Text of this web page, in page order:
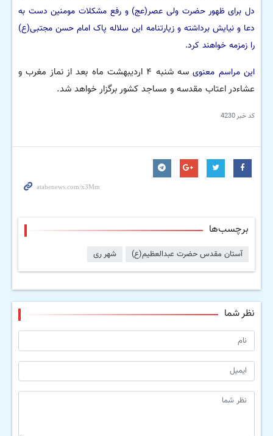
دل برای ظهور حضرت ولی عصر(عج) و رفع مشکلات مومنین دست به
دعا و نیایش برداشته و زیارتنامه این سلاله پاک امام حسن مجتبی(ع)
را زمزمه خواهند کرد.
این مراسم معنوی
سه شنبه ۴ اردیبهشت ماه بعد از نماز مغرب و
عشاءدر اعتاب مقدسه و مساجد کشور برگزار خواهد شد.
کد خبر4230
برچسب‌ها
آستان مقدس حضرت عبدالعظیم(ع) شهر ری
نظر شما